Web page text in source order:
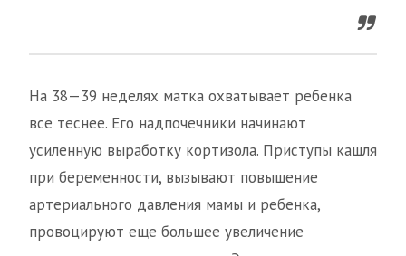
На 38—39 неделях матка охватывает ребенка
все теснее. Его надпочечники начинают
усиленную выработку кортизола. Приступы кашля
при беременности, вызывают повышение
артериального давления мамы и ребенка,
провоцируют еще большее увеличение